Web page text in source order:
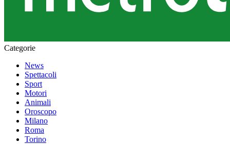
Categorie
News
Spettacoli
Sport
Motori
Animali
Oroscopo
Milano
Roma
Torino